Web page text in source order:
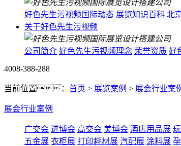
好色先生污视频国际动态 展览知识百科 北
关于好色先生污视频
公司简介 好色先生污视频理念 荣誉资质 好
4008-388-288
当前位置： 首页 > 展览案例 > 展会行业案
展会行业案例
广交会 进博会 高交会 美博会 酒店用品展
五金展 衣柜展 打印耗材展 汽配展 涂料展